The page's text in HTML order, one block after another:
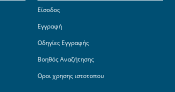
Είσοδος
Εγγραφή
Οδηγίες Εγγραφής
Βοηθός Αναζήτησης
Οροι χρησης ιστοτοπου